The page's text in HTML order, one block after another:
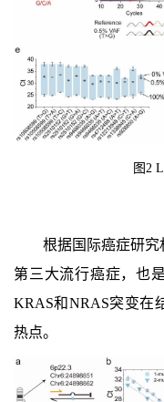
图 2
根据国际癌症研
第三大流行癌症，也
KRAS和NRAS突变在
热点。